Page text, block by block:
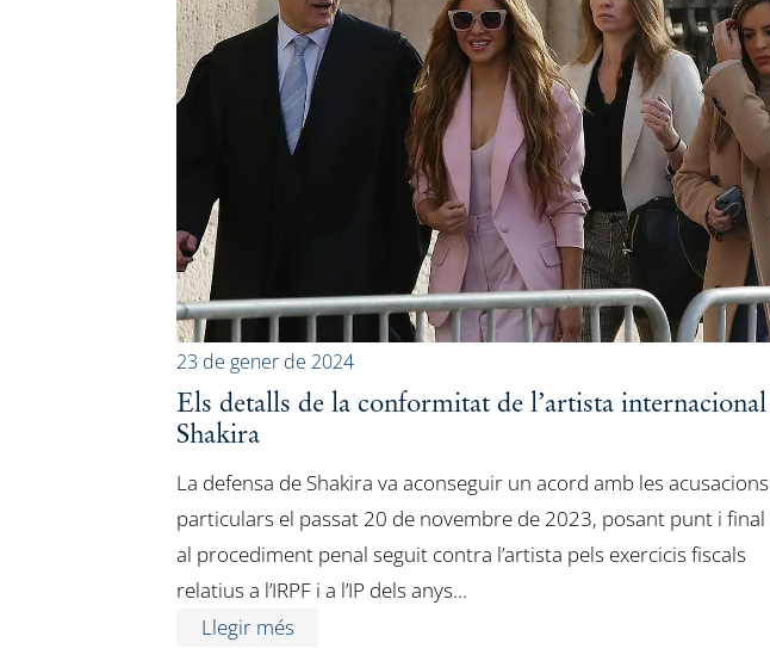
23 de gener de 2024
Els detalls de la conformitat de l’artista internacional
Shakira
La defensa de Shakira va aconseguir un acord amb les acusacions
particulars el passat 20 de novembre de 2023, posant punt i final
al procediment penal seguit contra l’artista pels exercicis fiscals
relatius a l’IRPF i a l’IP dels anys…
Llegir més